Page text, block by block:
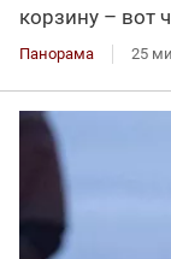
корзину – вот
Панорама 25